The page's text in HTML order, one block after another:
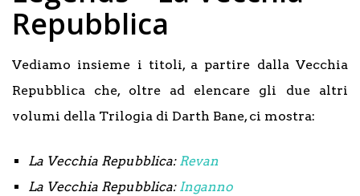
Repubblica
Vediamo insieme i titoli, a partire dalla Vecchia
Repubblica che, oltre ad elencare gli due altri
volumi della Trilogia di Darth Bane, ci mostra:
La Vecchia Repubblica: Revan
La Vecchia Repubblica: Inganno